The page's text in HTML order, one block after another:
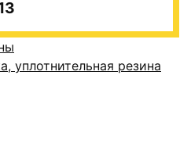
уплотнительная резина